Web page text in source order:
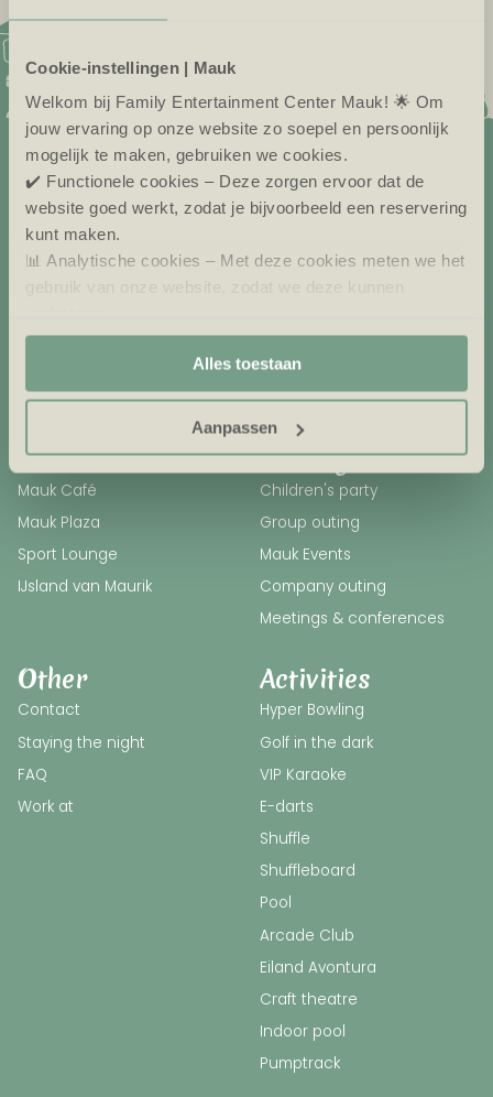
Cookie-instellingen | Mauk
Welkom bij Family Entertainment Center Mauk! 🌟 Om
jouw ervaring op onze website zo soepel en persoonlijk
mogelijk te maken, gebruiken we cookies.
✔️ Functionele cookies – Deze zorgen ervoor dat de
website goed werkt, zodat je bijvoorbeeld een reservering
kunt maken.
📊 Analytische cookies – Met deze cookies meten we het
gebruik van onze website, zodat we deze kunnen
🎯 Marketing cookies – Hiermee kunnen we jou relevante
aanbiedingen en advertenties laten zien.
Alles toestaan
Aanpassen
Eiland van Maurik
Eiland van Maurik 7
4021 GG Maurik (Gld.)
Gelderland
Activities
Hyper Bowling
Golf in the dark
VIP Karaoke
E-darts
Shuffle
Shuffleboard
Pool
Arcade Club
Eiland Avontura
Craft theatre
Indoor pool
Pumptrack
Food & drinks
Mauk Café
Mauk Plaza
Sport Lounge
IJsland van Maurik
Packages
Children's party
Group outing
Mauk Events
Company outing
Meetings & conferences
Other
Contact
Staying the night
FAQ
Work at